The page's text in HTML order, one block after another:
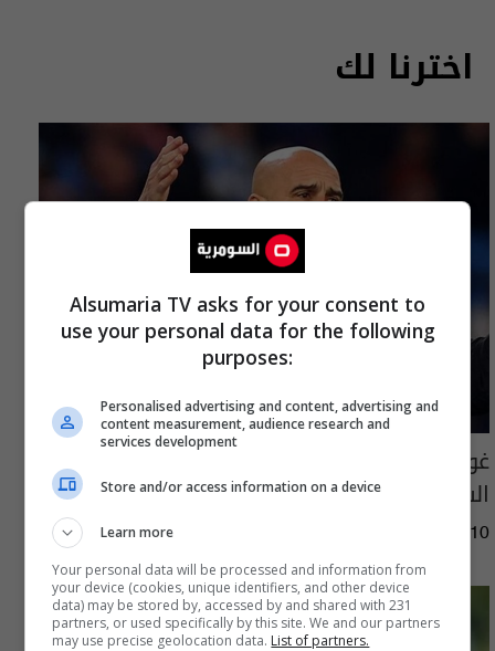
اخترنا لك
غوارديولا يكشف السبب الحقيقي وراء رحيله عن
السيتي
13:58 | 2026-08-10
Alsumaria TV asks for your consent to
use your personal data for the following
purposes:
Personalised advertising and content, advertising and
content measurement, audience research and
services development
Store and/or access information on a device
Learn more
Your personal data will be processed and information from
your device (cookies, unique identifiers, and other device
data) may be stored by, accessed by and shared with 231
partners, or used specifically by this site. We and our partners
may use precise geolocation data. List of partners.